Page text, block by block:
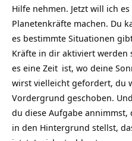
Hilfe nehmen. Jetzt will ich
Planetenkräfte machen. Du
es bestimmte Situationen
Kräfte in dir aktiviert werden
es eine Zeit ist, wo deine
wirst vielleicht gefordert, du
Vordergrund geschoben.
du diese Aufgabe annimmst,
in den Hintergrund stellst,